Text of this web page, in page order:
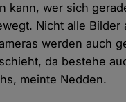
kann, wer sich
Nicht alle Bilder
werden auch
da bestehe
meinte Nedden.